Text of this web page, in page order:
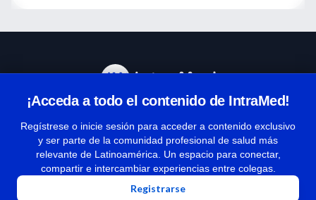
¡Acceda a todo el contenido de IntraMed!
Regístrese o inicie sesión para acceder a contenido exclusivo
y ser parte de la comunidad profesional de salud más
relevante de Latinoamérica. Un espacio para conectar,
compartir e intercambiar experiencias entre colegas.
Registrarse
Términos y condiciones
| Políticas de privacidad
| Todos los derechos reservados | Copyright 1997-2026